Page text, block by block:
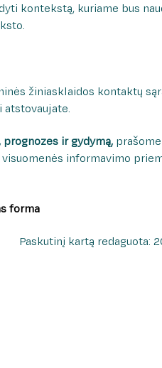
kontekstą, kuriame bus
žiniasklaidos kontaktų
atstovaujate.
ir gydymą,
informavimo
forma
Paskutinį kartą redaguota: